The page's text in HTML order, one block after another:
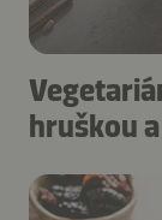
hruškou